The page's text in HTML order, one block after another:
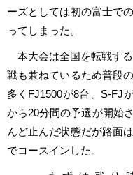
ーズとしては初の富士で
ってしまった。
本大会は全国を転戦す
戦も兼ねているため普段
多くFJ1500が8台、S-FJ
から20分間の予選が開始
んど止んだ状態だが路面
でコースインした。